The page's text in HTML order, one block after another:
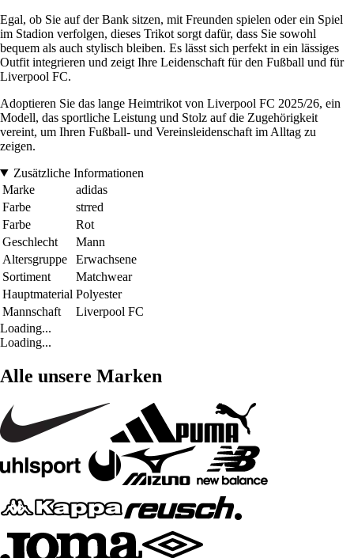
Egal, ob Sie auf der Bank sitzen, mit Freunden spielen oder ein Spiel
im Stadion verfolgen, dieses Trikot sorgt dafür, dass Sie sowohl
bequem als auch stylisch bleiben. Es lässt sich perfekt in ein lässiges
Outfit integrieren und zeigt Ihre Leidenschaft für den Fußball und für
Liverpool FC.
Adoptieren Sie das lange Heimtrikot von Liverpool FC 2025/26, ein
Modell, das sportliche Leistung und Stolz auf die Zugehörigkeit
vereint, um Ihren Fußball- und Vereinsleidenschaft im Alltag zu
zeigen.
Zusätzliche Informationen
Marke
adidas
Farbe
strred
Farbe
Rot
Geschlecht
Mann
Altersgruppe
Erwachsene
Sortiment
Matchwear
Hauptmaterial Polyester
Mannschaft
Liverpool FC
Loading...
Loading...
Alle unsere Marken